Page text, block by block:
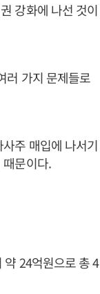
강화에 나선 것이
러 가지 문제들로
주 매입에 나서기
문이다.
약 24억원으로 총 4